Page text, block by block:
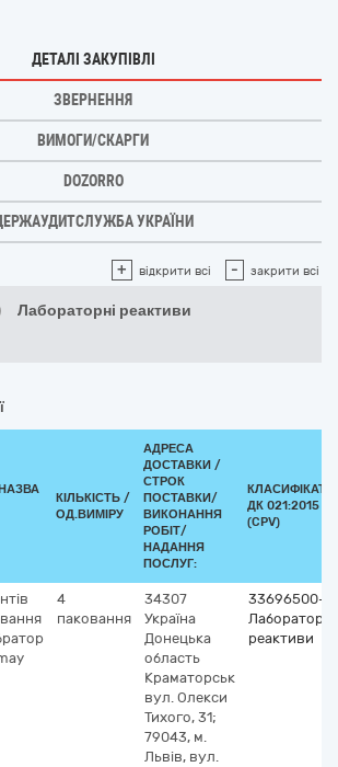
ДЕТАЛІ ЗАКУПІВЛІ
ЗВЕРНЕННЯ
ВИМОГИ/СКАРГИ
DOZORRO
УКРАЇНИ
+ відкрити всі - закрити всі
Лабораторні реактиви
КІЛЬКІСТЬ /
ОД.ВИМІРУ
АДРЕСА
ДОСТАВКИ /
СТРОК
ПОСТАВКИ/
ВИКОНАННЯ
РОБІТ/
НАДАННЯ
ПОСЛУГ:
ДК 021:2015
(CPV)
4
паковання
34307
Україна
Донецька
область
Краматорськ
вул. Олекси
Тихого, 31;
79043, м.
Львів, вул.
33696500-0
Лабораторні
реактиви